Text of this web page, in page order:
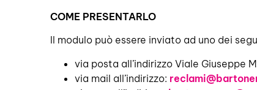
COME PRESENTARLO
Il modulo può essere inviato ad uno dei
via posta all’indirizzo Viale Giuseppe
via mail all’indirizzo: